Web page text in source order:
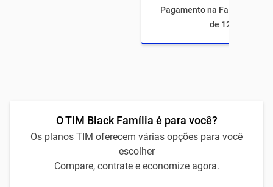
Pagamento na Fatura com
de 12 meses
O TIM Black Família é para você?
Os planos TIM oferecem várias opções para você
escolher
Compare, contrate e economize agora.